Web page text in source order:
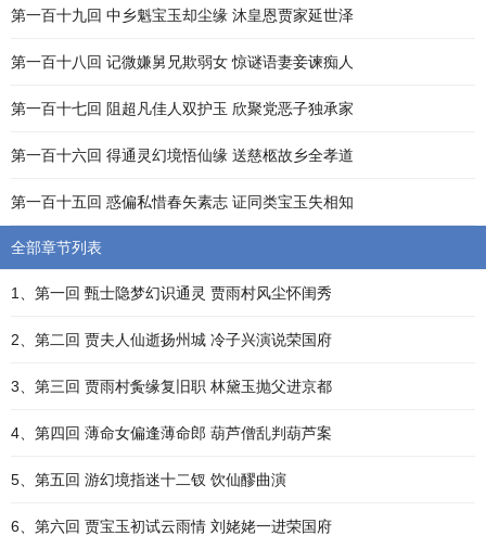
第一百十九回 中乡魁宝玉却尘缘 沐皇恩贾家延世泽
第一百十八回 记微嫌舅兄欺弱女 惊谜语妻妾谏痴人
第一百十七回 阻超凡佳人双护玉 欣聚党恶子独承家
第一百十六回 得通灵幻境悟仙缘 送慈柩故乡全孝道
第一百十五回 惑偏私惜春矢素志 证同类宝玉失相知
全部章节列表
1、第一回 甄士隐梦幻识通灵 贾雨村风尘怀闺秀
2、第二回 贾夫人仙逝扬州城 冷子兴演说荣国府
3、第三回 贾雨村夤缘复旧职 林黛玉抛父进京都
4、第四回 薄命女偏逢薄命郎 葫芦僧乱判葫芦案
5、第五回 游幻境指迷十二钗 饮仙醪曲演
6、第六回 贾宝玉初试云雨情 刘姥姥一进荣国府